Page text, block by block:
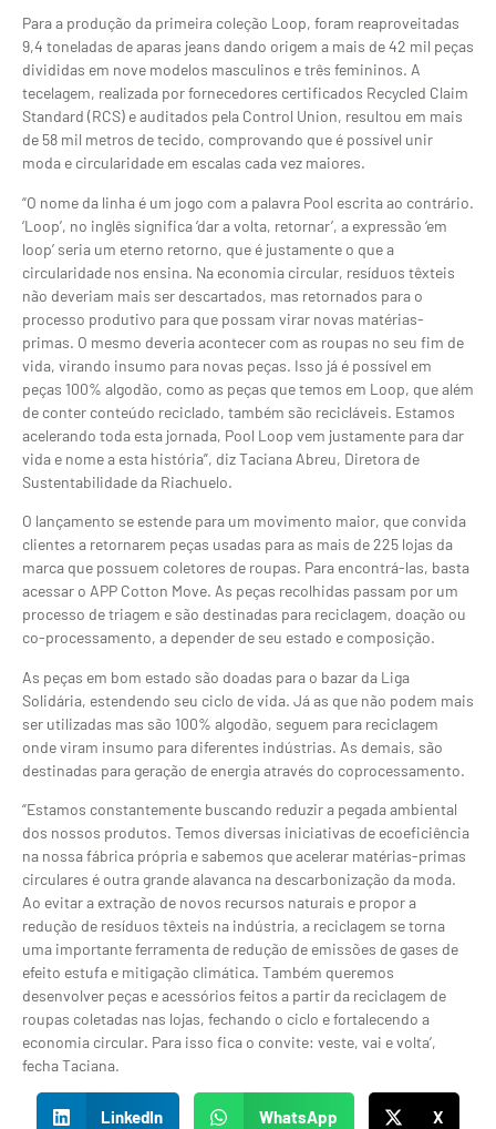
Para a produção da primeira coleção Loop, foram reaproveitadas
9,4 toneladas de aparas jeans dando origem a mais de 42 mil peças
divididas em nove modelos masculinos e três femininos. A
tecelagem, realizada por fornecedores certificados Recycled Claim
Standard (RCS) e auditados pela Control Union, resultou em mais
de 58 mil metros de tecido, comprovando que é possível unir
moda e circularidade em escalas cada vez maiores.
“O nome da linha é um jogo com a palavra Pool escrita ao contrário.
‘Loop’, no inglês significa ‘dar a volta, retornar’, a expressão ‘em
loop’ seria um eterno retorno, que é justamente o que a
circularidade nos ensina. Na economia circular, resíduos têxteis
não deveriam mais ser descartados, mas retornados para o
processo produtivo para que possam virar novas matérias-
primas. O mesmo deveria acontecer com as roupas no seu fim de
vida, virando insumo para novas peças. Isso já é possível em
peças 100% algodão, como as peças que temos em Loop, que além
de conter conteúdo reciclado, também são recicláveis. Estamos
acelerando toda esta jornada, Pool Loop vem justamente para dar
vida e nome a esta história”, diz Taciana Abreu, Diretora de
Sustentabilidade da Riachuelo.
O lançamento se estende para um movimento maior, que convida
clientes a retornarem peças usadas para as mais de 225 lojas da
marca que possuem coletores de roupas. Para encontrá-las, basta
acessar o APP Cotton Move. As peças recolhidas passam por um
processo de triagem e são destinadas para reciclagem, doação ou
co-processamento, a depender de seu estado e composição.
As peças em bom estado são doadas para o bazar da Liga
Solidária, estendendo seu ciclo de vida. Já as que não podem mais
ser utilizadas mas são 100% algodão, seguem para reciclagem
onde viram insumo para diferentes indústrias. As demais, são
destinadas para geração de energia através do coprocessamento.
“Estamos constantemente buscando reduzir a pegada ambiental
dos nossos produtos. Temos diversas iniciativas de ecoeficiência
na nossa fábrica própria e sabemos que acelerar matérias-primas
circulares é outra grande alavanca na descarbonização da moda.
Ao evitar a extração de novos recursos naturais e propor a
redução de resíduos têxteis na indústria, a reciclagem se torna
uma importante ferramenta de redução de emissões de gases de
efeito estufa e mitigação climática. Também queremos
desenvolver peças e acessórios feitos a partir da reciclagem de
roupas coletadas nas lojas, fechando o ciclo e fortalecendo a
economia circular. Para isso fica o convite: veste, vai e volta’,
fecha Taciana.
LinkedIn WhatsApp X